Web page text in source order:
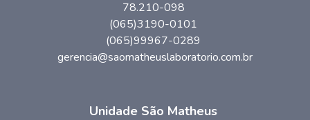
78.210-098
(065)3190-0101
(065)99967-0289
gerencia@saomatheuslaboratorio.com.br
Unidade São Matheus